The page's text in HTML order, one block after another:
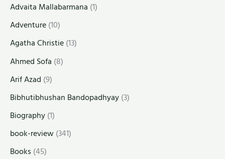
Advaita Mallabarmana (1)
Adventure(10)
Agatha Christie(13)
Ahmed Sofa (8)
Arif Azad (9)
Bibhutibhushan Bandopadhyay(3)
Biography(1)
book-review(341)
Books (45)